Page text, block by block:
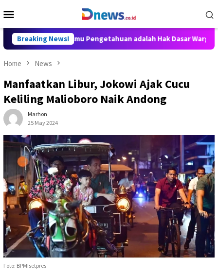
to
Menu
Breaking News!
Akses Ilmu Pengetahuan adalah Hak Dasar Warga Negara
Home News
Manfaatkan Libur, Jokowi Ajak Cucu
Keliling Malioboro Naik Andong
Marhon
25 May 2024
Foto: BPMIsetpres